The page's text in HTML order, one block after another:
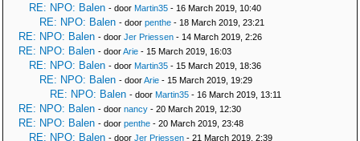
RE: NPO: Balen - door Martin35 - 16 March 2019, 10:40
RE: NPO: Balen - door penthe - 18 March 2019, 23:21
RE: NPO: Balen - door Jer Priessen - 14 March 2019, 2:26
RE: NPO: Balen - doorArie - 15 March 2019, 16:03
RE: NPO: Balen - door Martin35 - 15 March 2019, 18:36
RE: NPO: Balen - doorArie - 15 March 2019, 19:29
RE: NPO: Balen - door Martin35 - 16 March 2019, 13:11
RE: NPO: Balen - door nancy - 20 March 2019, 12:30
RE: NPO: Balen - door penthe - 20 March 2019, 23:48
RE: NPO: Balen - door Jer Priessen - 21 March 2019, 2:39